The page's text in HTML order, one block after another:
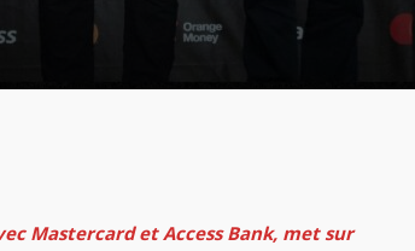
Mastercard et Access Bank, met sur